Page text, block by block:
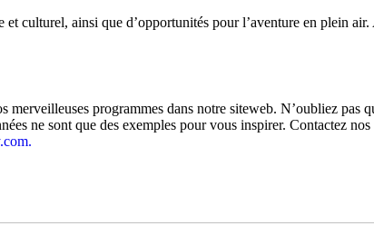
culturel, ainsi que d’opportunités pour l’aventure en plein
programmes dans notre siteweb. N’oubliez pas
ne sont que des exemples pour vous inspirer. Contactez